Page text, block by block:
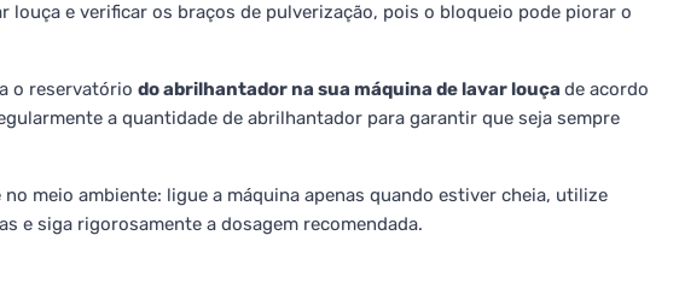
louça e verificar os braços de pulverização, pois o bloqueio pode piorar o
o reservatório do abrilhantador na sua máquina de lavar louça de acordo
a quantidade de abrilhantador para garantir que seja sempre
meio ambiente: ligue a máquina apenas quando estiver cheia, utilize
e siga rigorosamente a dosagem recomendada.